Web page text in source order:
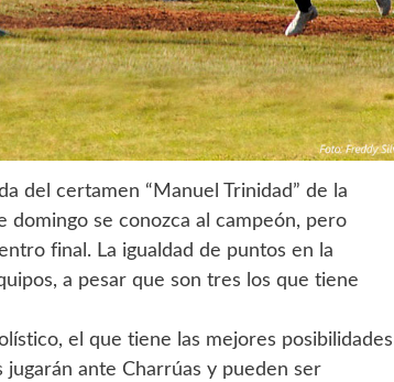
del certamen “Manuel Trinidad” de la
domingo se conozca al campeón, pero
final. La igualdad de puntos en la
a pesar que son tres los que tiene
el que tiene las mejores posibilidades
ante Charrúas y pueden ser